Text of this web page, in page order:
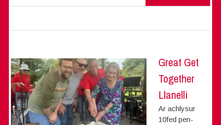
Great Get
Together
Llanelli
Ar achlysur
10fed pen-